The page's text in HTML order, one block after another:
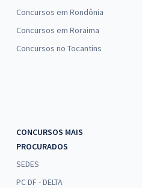
Concursos em Rondônia
Concursos em Roraima
Concursos no Tocantins
CONCURSOS MAIS
PROCURADOS
SEDES
PC DF - DELTA